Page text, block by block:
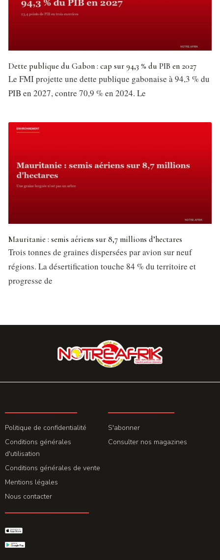
Dette publique du Gabon : cap sur 94,3 % du PIB en 2027
Le FMI projette une dette publique gabonaise à 94,3 % du
PIB en 2027, contre 70,9 % en 2024. Le
Mauritanie : semis aériens sur 8,7 millions d’hectares
Trois tonnes de graines dispersées par avion sur neuf
régions. La désertification touche 84 % du territoire et
progresse de
Politique de confidentialité
Conditions générales
d'utilisation
Conditions générales de vente
Mentions légales
Nous contacter
S'abonner
Consulter nos magazines